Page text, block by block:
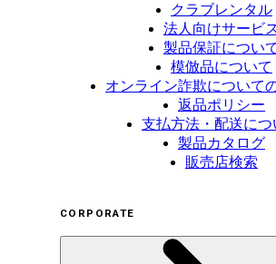
クラブレンタル
法人向けサービ
製品保証につい
模倣品について
オンライン詐欺について
返品ポリシー
支払方法・配送につ
製品カタログ
販売店検索
CORPORATE